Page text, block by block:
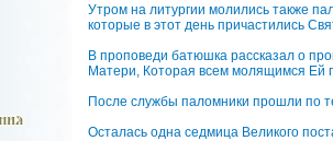
Утром на литургии молились также
которые в этот день причастились
В проповеди батюшка рассказал о
Матери, Которая всем молящимся Ей
После службы паломники прошли по
Осталась одна седмица Великого